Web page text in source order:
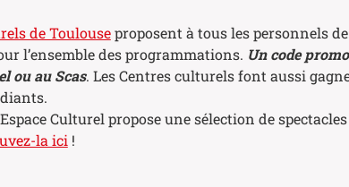
de Toulouseproposent à tous les personnels
l’ensemble des programmations. Un code
ou au Scas. Les Centres culturels font aussi
Culturel propose une sélection de
la ici !